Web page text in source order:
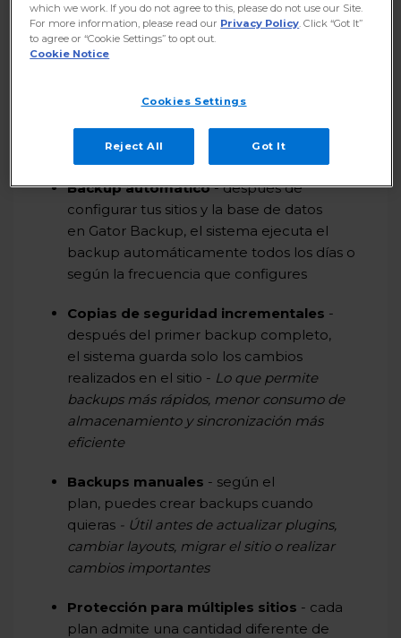
Backup automático- después de
configurar tus sitios y la base de datos
en Gator Backup, el sistema ejecuta el
backup automáticamente todos los días o
según la frecuencia que configures
Copias de seguridad incrementales -
después del primer backup completo,
el sistema guarda solo los cambios
realizados en el sitio - Lo que permite
backups más rápidos, menor consumo de
almacenamiento y sincronización más
eficiente
Backups manuales - según el
plan, puedes crear backups cuando
quieras - Útil antes de actualizar plugins,
cambiar layouts, migrar el sitio o realizar
cambios importantes
Protección para múltiples sitios - cada
plan admite una cantidad diferente de
which we work. If you do not agree to this, please do not use our Site.
For more information, please read our Privacy Policy . Click “Got It”
to agree or “Cookie Settings” to opt out.
Cookie Notice
Cookies Settings
Reject All Got It